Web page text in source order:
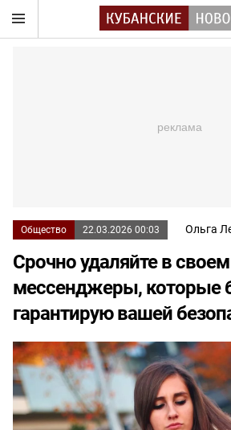
Общество 22.03.2026 00:03 Ольга
Срочно удаляйте в
мессенджеры, которые
гарантирую вашей